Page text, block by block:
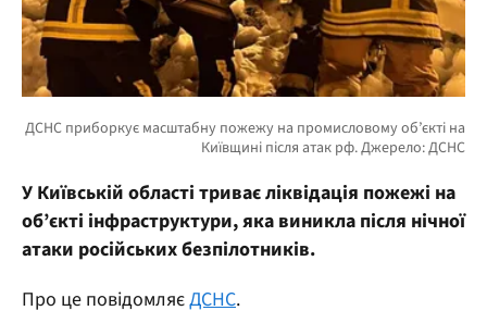
У Київській області триває ліквідація пожежі на
об’єкті інфраструктури, яка виникла після нічної
атаки російських безпілотників.
Про це повідомляєДСНС.